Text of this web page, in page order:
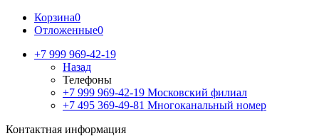
Корзина0
Отложенные0
+7 999 969-42-19
Назад
Телефоны
+7 999 969-42-19 Московский филиал
+7 495 369-49-81 Многоканальный номер
Контактная информация